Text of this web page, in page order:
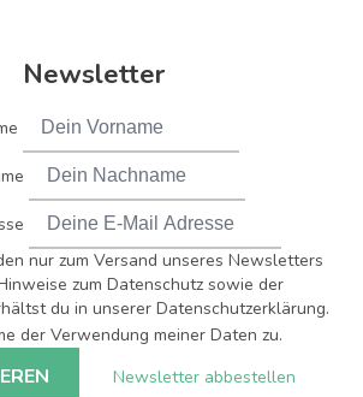
Newsletter
nur zum Versand unseres Newsletters
zum Datenschutz sowie der
du in unserer Datenschutzerklärung.
der Verwendung meiner Daten zu.
Newsletter abbestellen